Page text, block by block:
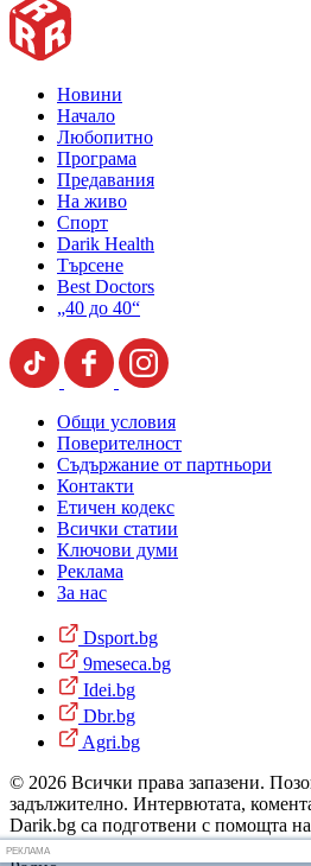
Новини
Начало
Любопитно
Програма
Предавания
На живо
Спорт
Darik Health
Търсене
Best Doctors
„40 до 40“
Общи условия
Поверителност
Съдържание от партньори
Контакти
Етичен кодекс
Всички статии
Ключови думи
Реклама
За нас
Dsport.bg
9meseca.bg
Idei.bg
Dbr.bg
Agri.bg
© 2026 Всички права запазени.
задължително. Интервютата,
Darik.bg са подготвени с помощта на
Радио и новинарските емисии на
РЕКЛАМА